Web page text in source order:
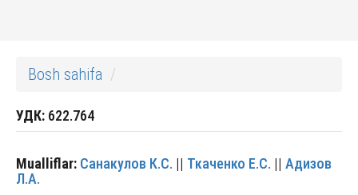
Bosh sahifa
УДК: 622.764
Mualliflar: Санакулов К.С. || Ткаченко Е.С. || Адизов
Л.А.